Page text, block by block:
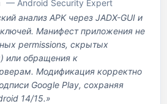
— Android Security Expert
анализ APK через JADX-GUI и
Манифест приложения не
permissions, скрытых
или обращения к
Модификация корректно
Google Play, сохраняя
14/15.»